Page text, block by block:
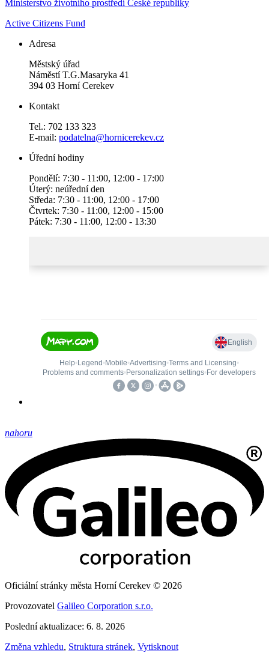
Ministerstvo životního prostředí České republiky
Active Citizens Fund
Adresa
Městský úřad
Náměstí T.G.Masaryka 41
394 03 Horní Cerekev
Kontakt
Tel.: 702 133 323
E-mail: podatelna@hornicerekev.cz
Úřední hodiny
Pondělí: 7:30 - 11:00, 12:00 - 17:00
Úterý: neúřední den
Středa: 7:30 - 11:00, 12:00 - 17:00
Čtvrtek: 7:30 - 11:00, 12:00 - 15:00
Pátek: 7:30 - 11:00, 12:00 - 13:30
nahoru
Oficiální stránky města Horní Cerekev © 2026
Provozovatel Galileo Corporation s.r.o.
Poslední aktualizace: 6. 8. 2026
Změna vzhledu, Struktura stránek, Vytisknout